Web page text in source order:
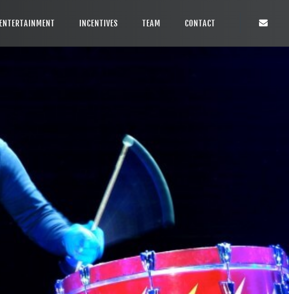
ENTERTAINMENT INCENTIVES TEAM CONTACT